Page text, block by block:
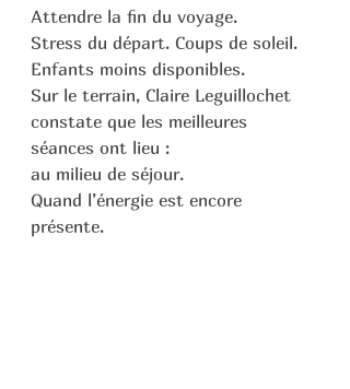
Attendre la fin du voyage.
Stress du départ. Coups de soleil.
Enfants moins disponibles.
Sur le terrain, Claire Leguillochet
constate que les meilleures
séances ont lieu :
au milieu de séjour.
Quand l’énergie est encore
présente.